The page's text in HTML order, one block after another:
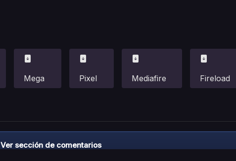
Mega Pixel Mediafire Fireload
Ver sección de comentarios